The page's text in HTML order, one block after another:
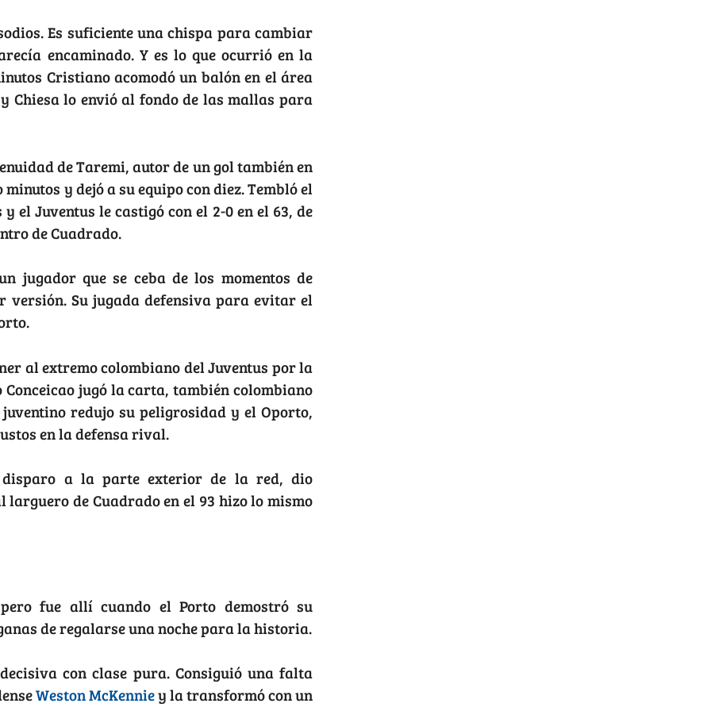
Es suficiente una chispa para cambiar
encaminado. Y es lo que ocurrió en la
Cristiano acomodó un balón en el área
Chiesa lo envió al fondo de las mallas para
de Taremi, autor de un gol también en
y dejó a su equipo con diez. Tembló el
el Juventus le castigó con el 2-0 en el 63, de
de Cuadrado.
jugador que se ceba de los momentos de
versión. Su jugada defensiva para evitar el
al extremo colombiano del Juventus por la
Conceicao jugó la carta, también colombiano
redujo su peligrosidad y el Oporto,
en la defensa rival.
a la parte exterior de la red, dio
de Cuadrado en el 93 hizo lo mismo
fue allí cuando el Porto demostró su
de regalarse una noche para la historia.
con clase pura. Consiguió una falta
Weston McKenniey la transformó con un